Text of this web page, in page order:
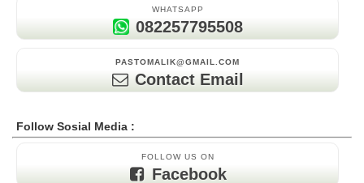
WHATSAPP
082257795508
PASTOMALIK@GMAIL.COM
Contact Email
Follow Sosial Media :
FOLLOW US ON
Facebook